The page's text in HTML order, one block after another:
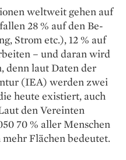
weltweit gehen auf
28 % auf den Be­
Strom etc.), 12 % auf
– und daran wird
denn laut Daten der
(IEA) werden zwei
heute existiert, auch
den Vereinten
70 % aller Menschen
Flächen bedeutet.